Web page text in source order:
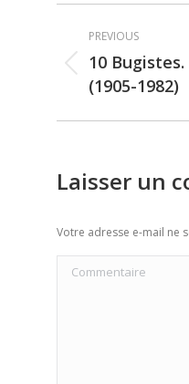
Post
PREVIOUS
Previous
post:
10
(1905-1982)
Laisser un
Votre adresse e-mail ne
Commentaire